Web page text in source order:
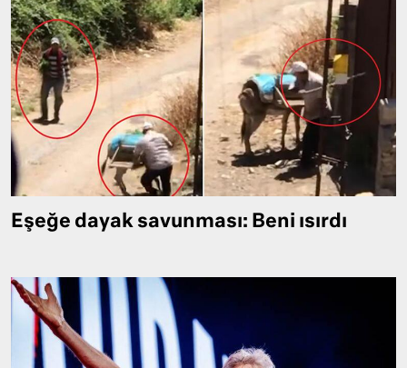
Eşeğe dayak savunması: Beni ısırdı